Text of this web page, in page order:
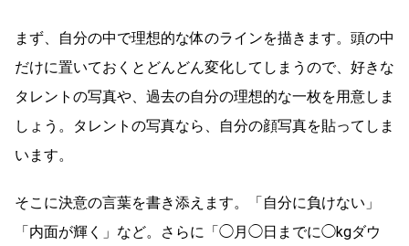
まず、自分の中で理想的な体のラインを描きます。頭の中
だけに置いておくとどんどん変化してしまうので、好きな
タレントの写真や、過去の自分の理想的な一枚を用意しま
しょう。タレントの写真なら、自分の顔写真を貼ってしま
います。
そこに決意の言葉を書き添えます。「自分に負けない」
「内面が輝く」など。さらに「◯月◯日までに◯kgダウ